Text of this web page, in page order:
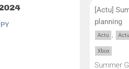
[Actu]
planning
Actu ,
Xbox
Summer